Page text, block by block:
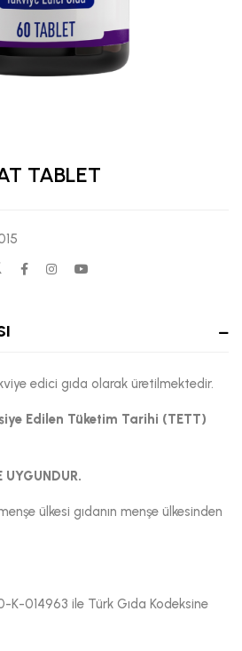
TABLET
edici gıda olarak üretilmektedir.
Edilen Tüketim Tarihi (TETT)
UYGUNDUR.
ülkesi gıdanın menşe ülkesinden
K-014963 ile Türk Gıda Kodeksine